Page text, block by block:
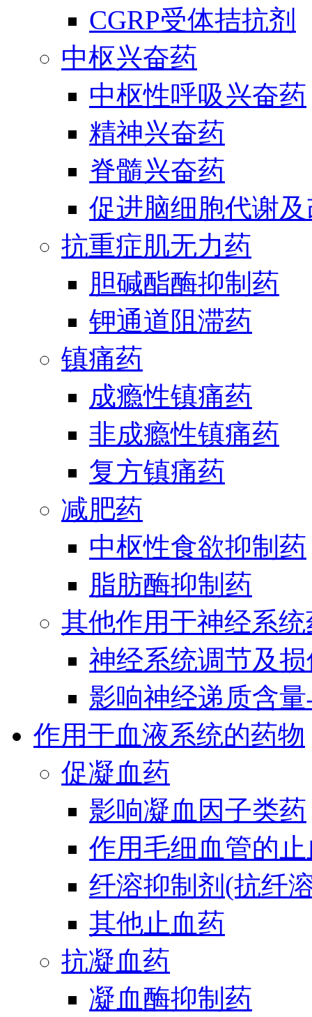
CGRP受体拮抗剂
中枢兴奋药
中枢性呼吸兴奋药
精神兴奋药
脊髓兴奋药
促进脑细胞代谢
抗重症肌无力药
胆碱酯酶抑制药
钾通道阻滞药
镇痛药
成瘾性镇痛药
非成瘾性镇痛药
复方镇痛药
减肥药
中枢性食欲抑制药
脂肪酶抑制药
其他作用于神经系统
神经系统调节及
影响神经递质含
作用于血液系统的药物
促凝血药
影响凝血因子类药
作用毛细血管的
纤溶抑制剂(抗纤
其他止血药
抗凝血药
凝血酶抑制药